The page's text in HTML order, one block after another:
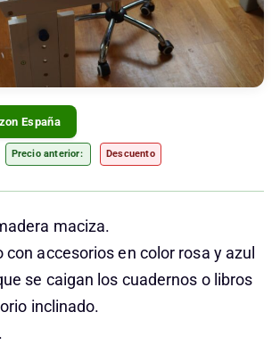
España
Precio anterior: Descuento
maciza.
con accesorios en color rosa y azul
se caigan los cuadernos o libros
inclinado.